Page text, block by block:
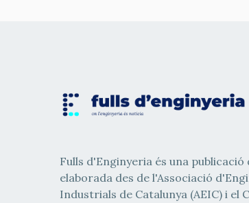
Fulls d'Enginyeria és una publicació
elaborada des de l'Associació
Industrials de Catalunya (AEIC) i el